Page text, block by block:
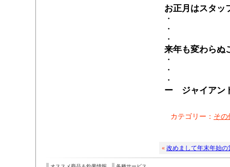
お正月はスタッ
・
・
・
来年も変わらぬ
・
・
・
ー ジャイアン
カテゴリー： その
« 改めまして年末年始